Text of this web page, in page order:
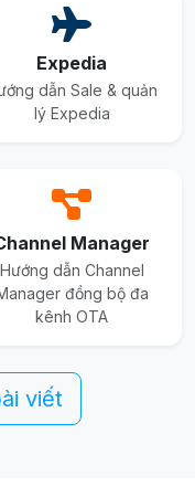
Expedia
dẫn Sale & quản
lý Expedia
Manager
Hướng dẫn Channel
đồng bộ đa
kênh OTA
viết